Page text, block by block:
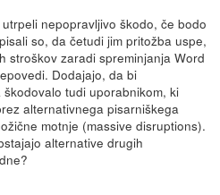
nepopravljivo škodo, če bodo
so, da četudi jim pritožba uspe,
stroškov zaradi spreminjanja Word
Dodajajo, da bi
tudi uporabnikom, ki
alternativnega pisarniškega
motnje (massive disruptions).
alternative drugih